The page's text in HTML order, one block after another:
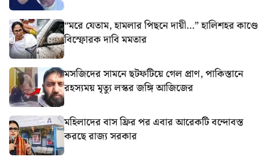
“মরে যেতাম, হামলার পিছনে দায়ী…” হালিশহর কাণ্ডে
বিস্ফোরক দাবি মমতার
মসজিদের সামনে ছটফটিয়ে গেল প্রাণ, পাকিস্তানে
রহস্যময় মৃত্যু লস্কর জঙ্গি আজিজের
মহিলাদের বাস ফ্রির পর এবার আরেকটি বন্দোবস্ত
করছে রাজ্য সরকার